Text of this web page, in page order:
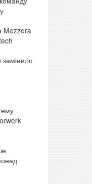
Mezzera